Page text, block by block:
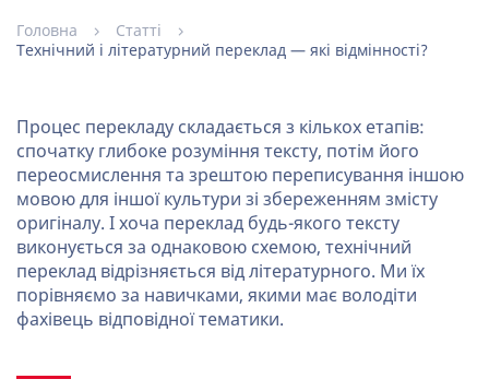
Головна
Статті
Технічний і літературний переклад — які відмінності?
Процес перекладу складається з кількох етапів:
спочатку глибоке розуміння тексту, потім його
переосмислення та зрештою переписування іншою
мовою для іншої культури зі збереженням змісту
оригіналу. І хоча переклад будь-якого тексту
виконується за однаковою схемою, технічний
переклад відрізняється від літературного. Ми їх
порівняємо за навичками, якими має володіти
фахівець відповідної тематики.